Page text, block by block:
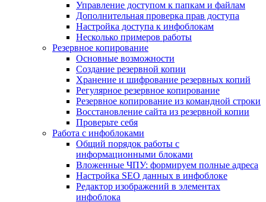
Управление доступом к папкам и файлам
Дополнительная проверка прав доступа
Настройка доступа к инфоблокам
Несколько примеров работы
Резервное копирование
Основные возможности
Создание резервной копии
Хранение и шифрование резервных копий
Регулярное резервное копирование
Резервное копирование из командной строки
Восстановление сайта из резервной копии
Проверьте себя
Работа с инфоблоками
Общий порядок работы с
информационными блоками
Вложенные ЧПУ: формируем полные адреса
Настройка SEO данных в инфоблоке
Редактор изображений в элементах
инфоблока